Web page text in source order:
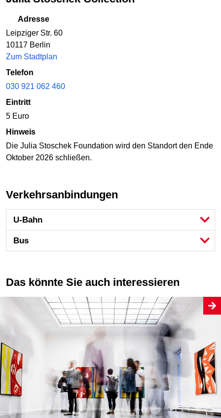
Adresse
Leipziger Str. 60
10117 Berlin
Zum Stadtplan
Telefon
030 921 062 460
Eintritt
5 Euro
Hinweis
Die Julia Stoschek Foundation wird den Standort den Ende
Oktober 2026 schließen.
Verkehrsanbindungen
U-Bahn
Bus
Das könnte Sie auch interessieren